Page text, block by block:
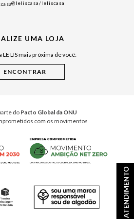
ATENDIMENTO
@leliscasa/leliscasa
UMA LOJA
LE LIS mais próxima de você:
do Pacto Global da ONU
com os movimentos